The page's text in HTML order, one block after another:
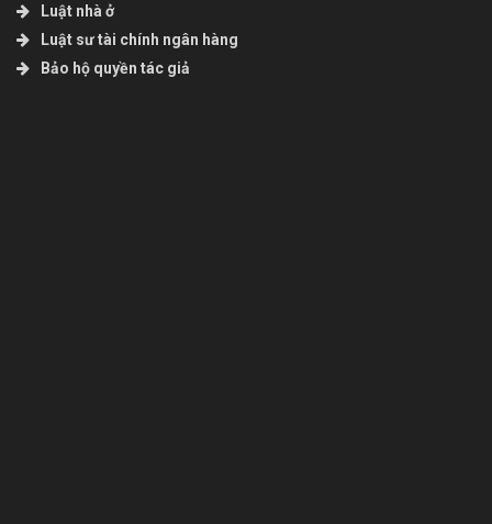
Luật nhà ở
Luật sư tài chính ngân hàng
Bảo hộ quyền tác giả